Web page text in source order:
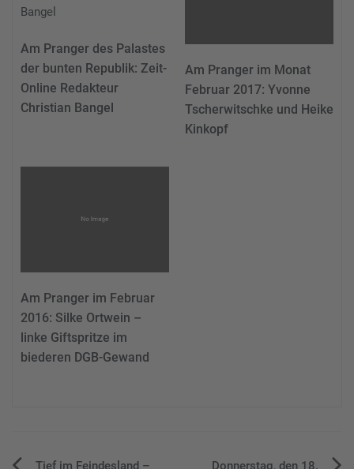
Am Pranger des Palastes
der bunten Republik: Zeit-
Online Redakteur
Christian Bangel
Am Pranger im Monat
Februar 2017: Yvonne
Tscherwitschke und Heike
Kinkopf
Am Pranger im Februar
2016: Silke Ortwein –
linke Giftspritze im
biederen DGB-Gewand
Tief im Feindesland – Donnerstag, den 18.